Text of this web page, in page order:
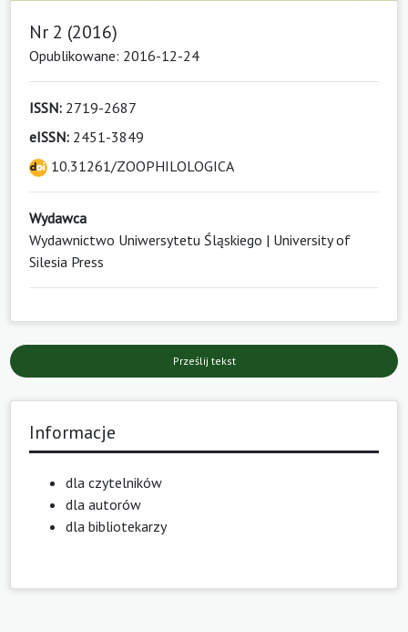
Nr 2 (2016)
Opublikowane: 2016-12-24
ISSN: 2719-2687
eISSN: 2451-3849
10.31261/ZOOPHILOLOGICA
Wydawca
Wydawnictwo Uniwersytetu Śląskiego | University of
Silesia Press
Prześlij tekst
Informacje
dla czytelników
dla autorów
dla bibliotekarzy